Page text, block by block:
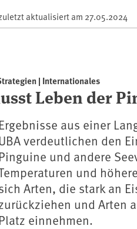
aktualisiert am 27.05.2024
| Internationales
Leben der
Ergebnisse aus einer
UBA verdeutlichen den
Pinguine und andere
und
Arten, die stark an
und Arten
Platz einnehmen.